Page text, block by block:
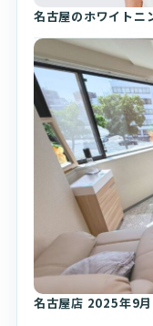
名古屋のホワイトニ
名古屋店 2025年9